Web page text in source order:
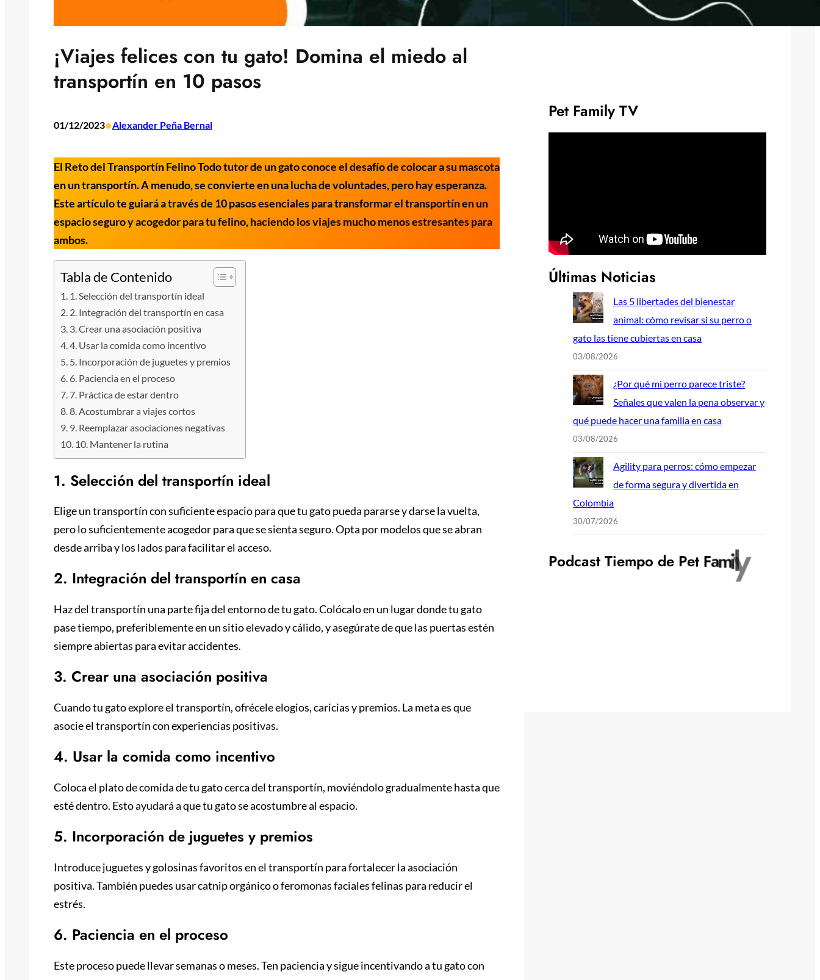
¡Viajes felices con tu gato! Domina el miedo al
transportín en 10 pasos
01/12/2023•Alexander Peña Bernal
El Reto del Transportín Felino Todo tutor de un gato conoce el desafío de colocar a su mascota
en un transportín. A menudo, se convierte en una lucha de voluntades, pero hay esperanza.
Este artículo te guiará a través de 10 pasos esenciales para transformar el transportín en un
espacio seguro y acogedor para tu felino, haciendo los viajes mucho menos estresantes para
ambos.
Tabla de Contenido
1. Selección del transportín ideal
2. Integración del transportín en casa
3. Crear una asociación positiva
4. Usar la comida como incentivo
5. Incorporación de juguetes y premios
6. Paciencia en el proceso
7. Práctica de estar dentro
8. Acostumbrar a viajes cortos
9. Reemplazar asociaciones negativas
10. Mantener la rutina
1. Selección del transportín ideal
Elige un transportín con suficiente espacio para que tu gato pueda pararse y darse la vuelta,
pero lo suficientemente acogedor para que se sienta seguro. Opta por modelos que se abran
desde arriba y los lados para facilitar el acceso.
2. Integración del transportín en casa
Haz del transportín una parte fija del entorno de tu gato. Colócalo en un lugar donde tu gato
pase tiempo, preferiblemente en un sitio elevado y cálido, y asegúrate de que las puertas estén
siempre abiertas para evitar accidentes.
3. Crear una asociación positiva
Cuando tu gato explore el transportín, ofrécele elogios, caricias y premios. La meta es que
asocie el transportín con experiencias positivas.
4. Usar la comida como incentivo
Coloca el plato de comida de tu gato cerca del transportín, moviéndolo gradualmente hasta que
esté dentro. Esto ayudará a que tu gato se acostumbre al espacio.
5. Incorporación de juguetes y premios
Introduce juguetes y golosinas favoritos en el transportín para fortalecer la asociación
positiva. También puedes usar catnip orgánico o feromonas faciales felinas para reducir el
estrés.
6. Paciencia en el proceso
Este proceso puede llevar semanas o meses. Ten paciencia y sigue incentivando a tu gato con
Pet Family TV
Últimas Noticias
Las 5 libertades del bienestar
animal: cómo revisar si su perro o
gato las tiene cubiertas en casa
03/08/2026
¿Por qué mi perro parece triste?
Señales que valen la pena observar y
qué puede hacer una familia en casa
03/08/2026
Agility para perros: cómo empezar
de forma segura y divertida en
Colombia
30/07/2026
Podcast Tiempo de Pet Family